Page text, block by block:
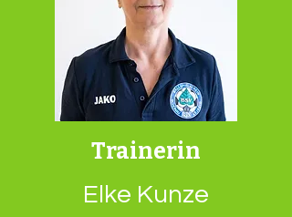
Trainerin
Elke Kunze